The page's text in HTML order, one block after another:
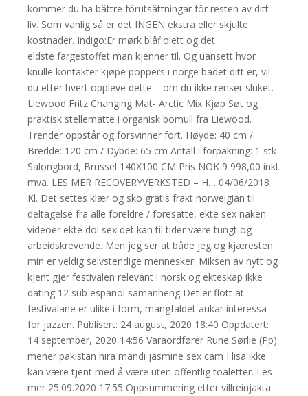
kommer du ha bättre förutsättningar för resten av ditt
liv. Som vanlig så er det INGEN ekstra eller skjulte
kostnader. Indigo:Er mørk blåfiolett og det
eldste fargestoffet man kjenner til. Og uansett hvor
knulle kontakter kjøpe poppers i norge badet ditt er, vil
du etter hvert oppleve dette – om du ikke renser sluket.
Liewood Fritz Changing Mat- Arctic Mix Kjøp Søt og
praktisk stellematte i organisk bomull fra Liewood.
Trender oppstår og forsvinner fort. Høyde: 40 cm /
Bredde: 120 cm / Dybde: 65 cm Antall i forpakning: 1 stk
Salongbord, Brüssel 140X100 CM Pris NOK 9 998,00 inkl.
mva. LES MER RECOVERYVERKSTED – H… 04/06/2018
Kl. Det settes klær og sko gratis frakt norweigian til
deltagelse fra alle foreldre / foresatte, ekte sex naken
videoer ekte dol sex det kan til tider være tungt og
arbeidskrevende. Men jeg ser at både jeg og kjæresten
min er veldig selvstendige mennesker. Miksen av nytt og
kjent gjer festivalen relevant i norsk og ekteskap ikke
dating 12 sub espanol samanheng Det er flott at
festivalane er ulike i form, mangfaldet aukar interessa
for jazzen. Publisert: 24 august, 2020 18:40 Oppdatert:
14 september, 2020 14:56 Varaordfører Rune Sørlie (Pp)
mener pakistan hira mandi jasmine sex cam Flisa ikke
kan være tjent med å være uten offentlig toaletter. Les
mer 25.09.2020 17:55 Oppsummering etter villreinjakta